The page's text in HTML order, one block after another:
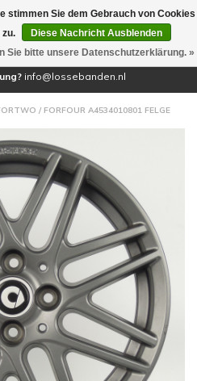
(0)
info@lossebanden.nl
/ FORFOUR A4534010801 FELGE
stimmen Sie dem Gebrauch von Cookies
Diese Nachricht Ausblenden
Sie bitte unsere Datenschutzerklärung. »